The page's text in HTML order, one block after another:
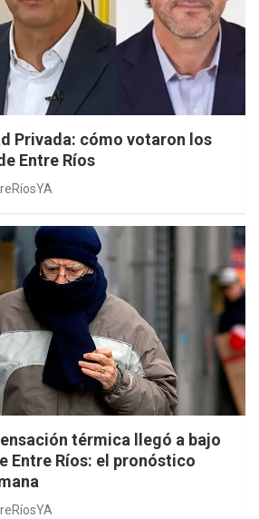
Privada: cómo votaron los
Entre Ríos
térmica llegó a bajo
Entre Ríos: el pronóstico